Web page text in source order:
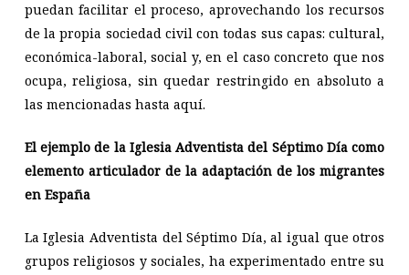
puedan facilitar el proceso, aprovechando los recursos
de la propia sociedad civil con todas sus capas: cultural,
económica-laboral, social y, en el caso concreto que nos
ocupa, religiosa, sin quedar restringido en absoluto a
las mencionadas hasta aquí.
El ejemplo de la Iglesia Adventista del Séptimo Día como
elemento articulador de la adaptación de los migrantes
en España
La Iglesia Adventista del Séptimo Día, al igual que otros
grupos religiosos y sociales, ha experimentado entre su